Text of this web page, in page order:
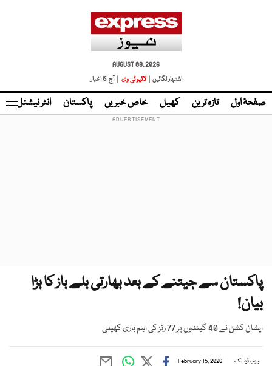
AUGUST 08, 2026
اشتہار لگائیں |
لائیو ٹی وی | آج کا اخبار
صفحۂ اول تازہ ترین کھیل خاص خبریں پاکستان انٹر نیشنل
پاکستان سے جیتنے کے بعد بھارتی بلے باز کا بڑا
بیان!
ایشان کشن نے 40 گیندوں پر 77 رنز کی اہم باری کھیلی
ویب ڈیسک February 15, 2026